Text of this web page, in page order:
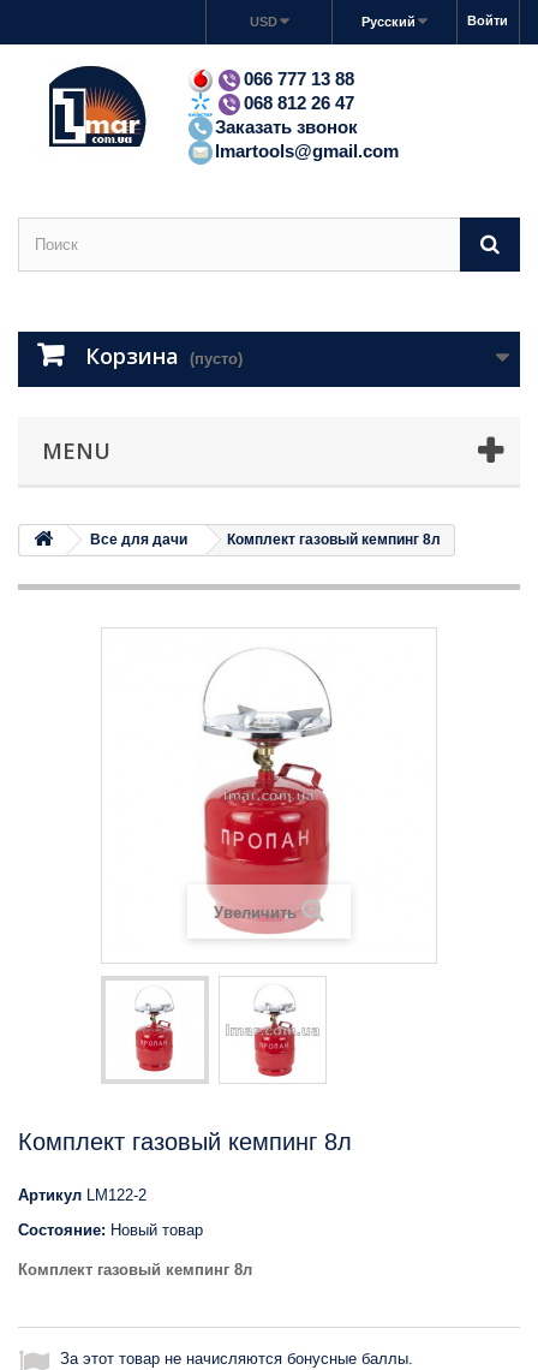
Войти
Русский
USD
066 777 13 88
068 812 26 47
Заказать звонок
lmartools@gmail.com
Корзина (пусто)
MENU
Все для дачи Комплект газовый кемпинг 8л
Увеличить
Комплект газовый кемпинг 8л
Артикул LM122-2
Состояние: Новый товар
Комплект газовый кемпинг 8л
За этот товар не начисляются бонусные баллы.